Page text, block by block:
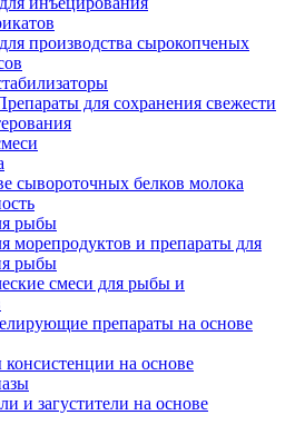
производства сырокопченых
для сохранения свежести
сывороточных белков молока
рыбы
морепродуктов и препараты для
рыбы
смеси для рыбы и
препараты на основе
на основе
и загустители на основе